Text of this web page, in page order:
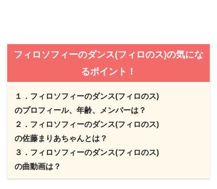
フィロソフィーのダンス(フィロのス)の気にな
るポイント！
１．フィロソフィーのダンス(フィロのス)
のプロフィール、年齢、メンバーは？
２．フィロソフィーのダンス(フィロのス)
の佐藤まりあちゃんとは？
３．フィロソフィーのダンス(フィロのス)
の曲動画は？